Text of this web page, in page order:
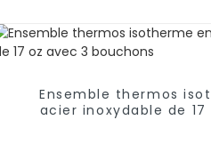
Ensemble thermos
acier inoxydable de 17